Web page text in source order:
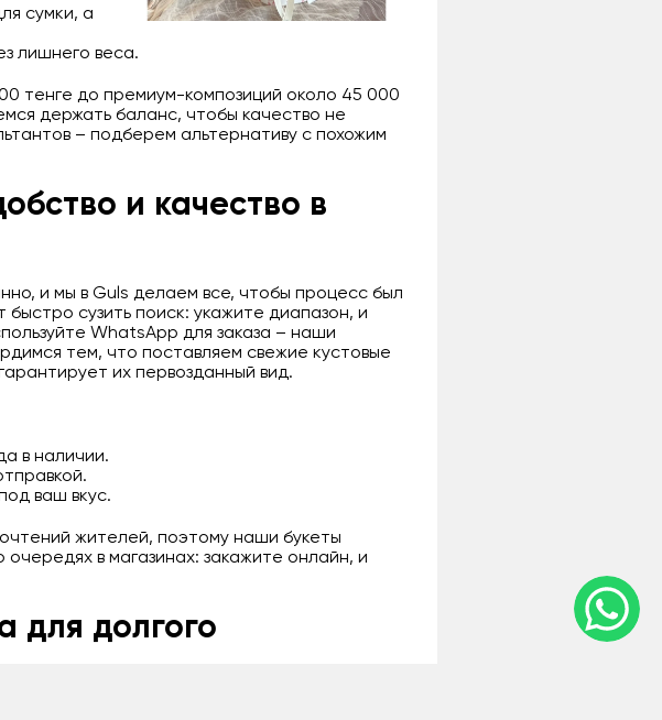
сумки, а
лишнего веса.
тенге до премиум-композиций около 45 000
держать баланс, чтобы качество не
– подберем альтернативу с похожим
и качество в
и мы в Guls делаем все, чтобы процесс был
сузить поиск: укажите диапазон, и
WhatsApp для заказа – наши
тем, что поставляем свежие кустовые
их первозданный вид.
в наличии.
ваш вкус.
жителей, поэтому наши букеты
в магазинах: закажите онлайн, и
для долгого